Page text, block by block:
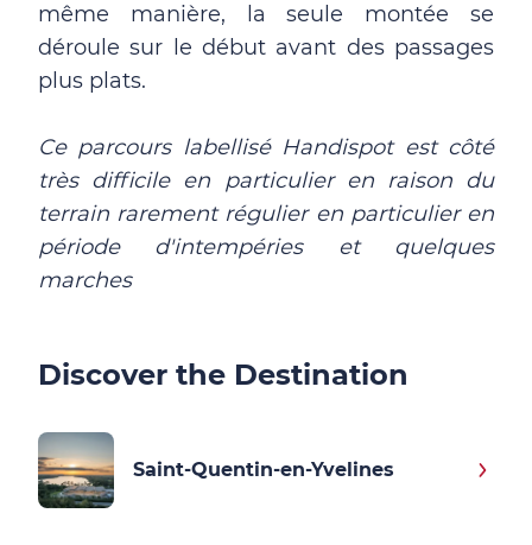
même manière, la seule montée se
déroule sur le début avant des passages
plus plats.
Ce parcours labellisé Handispot est côté
très difficile en particulier en raison du
terrain rarement régulier en particulier en
période d'intempéries et quelques
marches
Discover the Destination
Saint-Quentin-en-Yvelines